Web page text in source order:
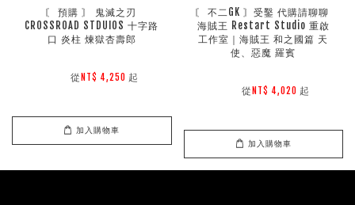
〘 預購 〙 鬼滅之刃
CROSSROAD STDUIOS 十字路
口 炎柱 煉獄杏壽郎
        從
NT$ 4,250 起
加入購物車
〘 不二GK 〙受鑿 代購請聊聊
海賊王 Restart Studio 重啟
工作室｜海賊王 和之國篇 天
使、惡魔 羅賓
        從
NT$ 4,020 起
加入購物車